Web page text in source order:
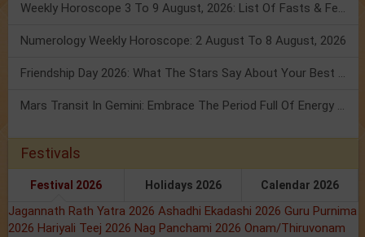
Weekly Horoscope 3 To 9 August, 2026: List Of Fasts & Festivals
Numerology Weekly Horoscope: 2 August To 8 August, 2026
Friendship Day 2026: What The Stars Say About Your Best Friend!
Mars Transit In Gemini: Embrace The Period Full Of Energy & Intelligence
Festivals
Festival 2026 Holidays 2026 Calendar 2026
Jagannath Rath Yatra 2026 Ashadhi Ekadashi 2026 Guru Purnima
2026 Hariyali Teej 2026 Nag Panchami 2026 Onam/Thiruvonam